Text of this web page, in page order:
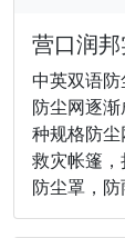
营口润
中英双语
防尘网逐
种规格防尘
救灾帐篷，
防尘罩，